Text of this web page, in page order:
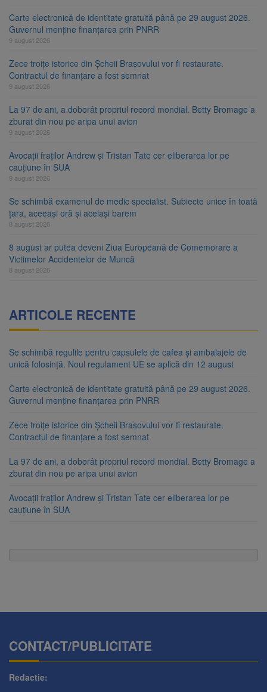
Carte electronică de identitate gratuită până pe 29 august 2026.
Guvernul menține finanțarea prin PNRR
9 august 2026
Zece troițe istorice din Șcheii Brașovului vor fi restaurate.
Contractul de finanțare a fost semnat
9 august 2026
La 97 de ani, a doborât propriul record mondial. Betty Bromage a
zburat din nou pe aripa unui avion
9 august 2026
Avocații fraților Andrew și Tristan Tate cer eliberarea lor pe
cauțiune în SUA
9 august 2026
Se schimbă examenul de medic specialist. Subiecte unice în toată
țara, aceeași oră și același barem
8 august 2026
8 august ar putea deveni Ziua Europeană de Comemorare a
Victimelor Accidentelor de Muncă
8 august 2026
ARTICOLE RECENTE
Se schimbă regulile pentru capsulele de cafea și ambalajele de
unică folosință. Noul regulament UE se aplică din 12 august
Carte electronică de identitate gratuită până pe 29 august 2026.
Guvernul menține finanțarea prin PNRR
Zece troițe istorice din Șcheii Brașovului vor fi restaurate.
Contractul de finanțare a fost semnat
La 97 de ani, a doborât propriul record mondial. Betty Bromage a
zburat din nou pe aripa unui avion
Avocații fraților Andrew și Tristan Tate cer eliberarea lor pe
cauțiune în SUA
CONTACT/PUBLICITATE
Redactie: